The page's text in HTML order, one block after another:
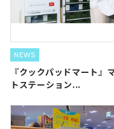
NEWS
『クックパッドマート』
トステーション...